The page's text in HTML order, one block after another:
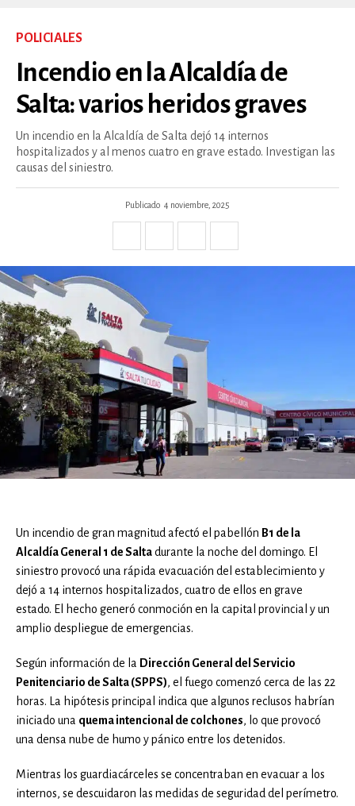
POLICIALES
Incendio en la Alcaldía de
Salta: varios heridos graves
Un incendio en la Alcaldía de Salta dejó 14 internos
hospitalizados y al menos cuatro en grave estado. Investigan las
causas del siniestro.
Publicado 4 noviembre, 2025
Un incendio de gran magnitud afectó el pabellón B1 de la
Alcaldía General 1 de Saltadurante la noche del domingo. El
siniestro provocó una rápida evacuación del establecimiento y
dejó a 14 internos hospitalizados, cuatro de ellos en grave
estado. El hecho generó conmoción en la capital provincial y un
amplio despliegue de emergencias.
Según información de la Dirección General del Servicio
Penitenciario de Salta (SPPS), el fuego comenzó cerca de las 22
horas. La hipótesis principal indica que algunos reclusos habrían
iniciado una quema intencional de colchones, lo que provocó
una densa nube de humo y pánico entre los detenidos.
Mientras los guardiacárceles se concentraban en evacuar a los
internos, se descuidaron las medidas de seguridad del perímetro.